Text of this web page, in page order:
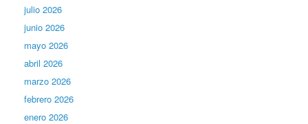
julio 2026
junio 2026
mayo 2026
abril 2026
marzo 2026
febrero 2026
enero 2026